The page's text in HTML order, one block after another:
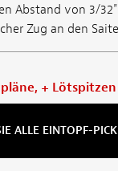
Abstand von 3/
Zug an den
+ Lötspitzen
ALLE EINTOPF-